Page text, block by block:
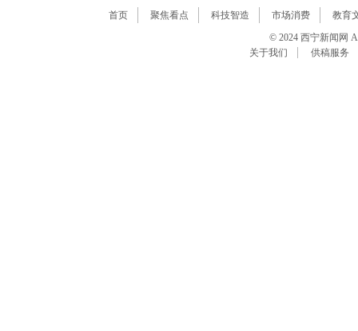
首页 聚焦看点 科技智造 市场消费
教育
© 2024 西宁新闻网
关于我们
供稿服务